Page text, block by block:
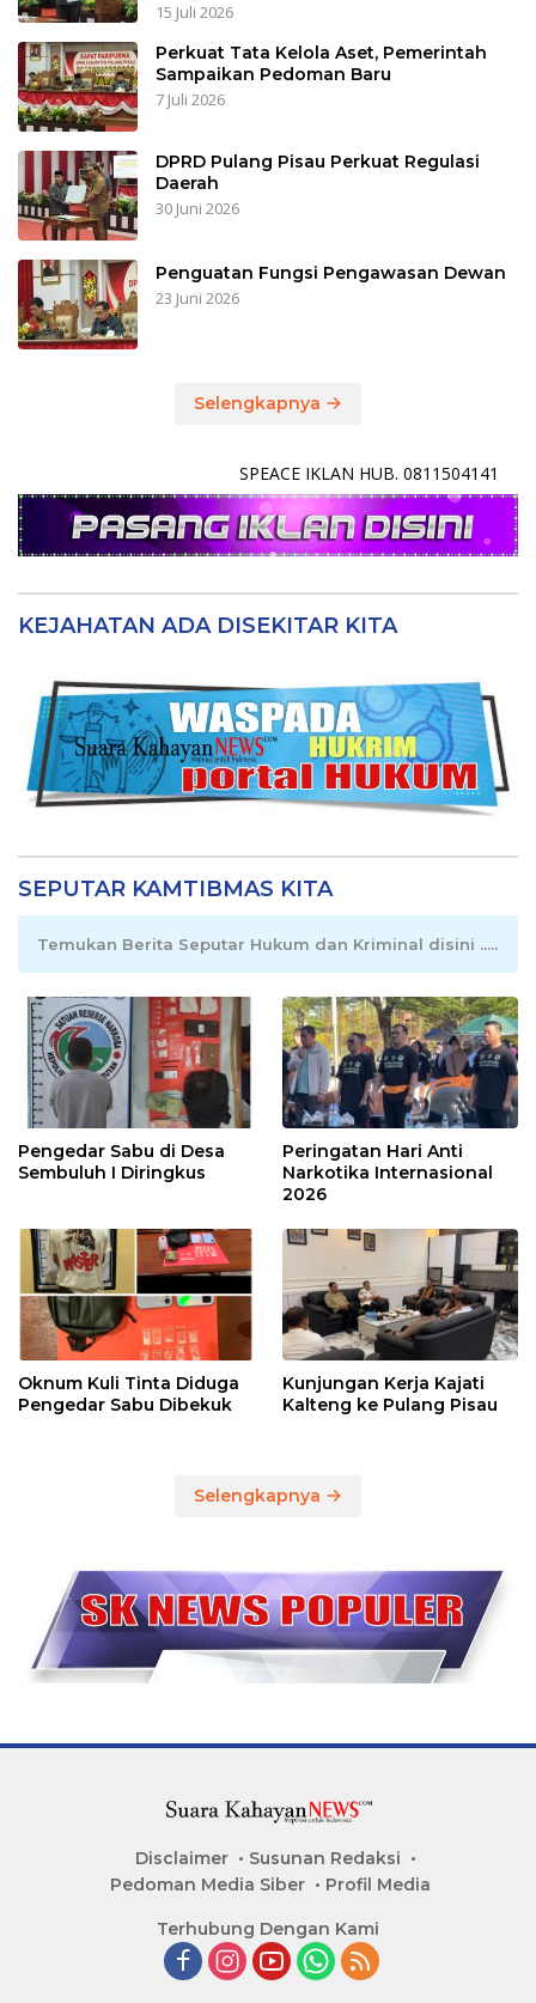
15 Juli 2026
Perkuat Tata Kelola Aset, Pemerintah
Sampaikan Pedoman Baru
7 Juli 2026
DPRD Pulang Pisau Perkuat Regulasi
Daerah
30 Juni 2026
Penguatan Fungsi Pengawasan Dewan
23 Juni 2026
Selengkapnya
SPEACE IKLAN HUB. 0811504141
KEJAHATAN ADA DISEKITAR KITA
SEPUTAR KAMTIBMAS KITA
Temukan Berita Seputar Hukum dan Kriminal disini .....
Pengedar Sabu di Desa
Sembuluh I Diringkus
Peringatan Hari Anti
Narkotika Internasional
2026
Oknum Kuli Tinta Diduga
Pengedar Sabu Dibekuk
Kunjungan Kerja Kajati
Kalteng ke Pulang Pisau
Selengkapnya
Disclaimer
Susunan Redaksi
Pedoman Media Siber
Profil Media
Terhubung Dengan Kami